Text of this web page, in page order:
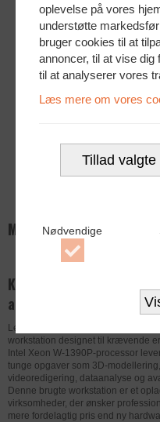
oplevelse på vores
understøtte
bruger cookies til at
annoncer, til at vise dig
til at analyserer vores
Læs mere om vores
Tillad valgte
Nødvendige
NØDVENDIGE gøre en
aktivere
såsom
Spacemouse
Ingen spacemouse
WIFI
Windows Autopilot
Mere info
Kraftfuld workstation til
arbejdsgange
Lenovo ThinkStation P350 Mini
workstation designet til krævende
Intel Xeon W-1390P-processor
tunge opgaver som 3D-modellering,
videoredigering, dataanalyse og
Denne brugte workstation er et
virksomheder, der ønsker
mere fordelagtig pris end ny